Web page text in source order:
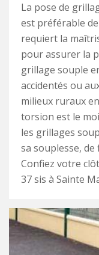
La pose de
est préférable
requiert la
pour assurer la
grillage souple
accidentés ou
milieux ruraux
torsion est le
les grillages
sa souplesse,
Confiez votre
37 sis à Sainte